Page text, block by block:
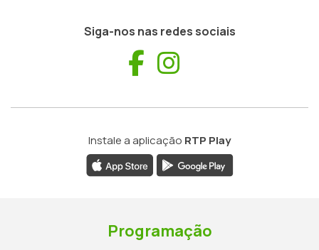
Siga-nos nas redes sociais
Facebook
Instale a aplicação RTP Play
Programação